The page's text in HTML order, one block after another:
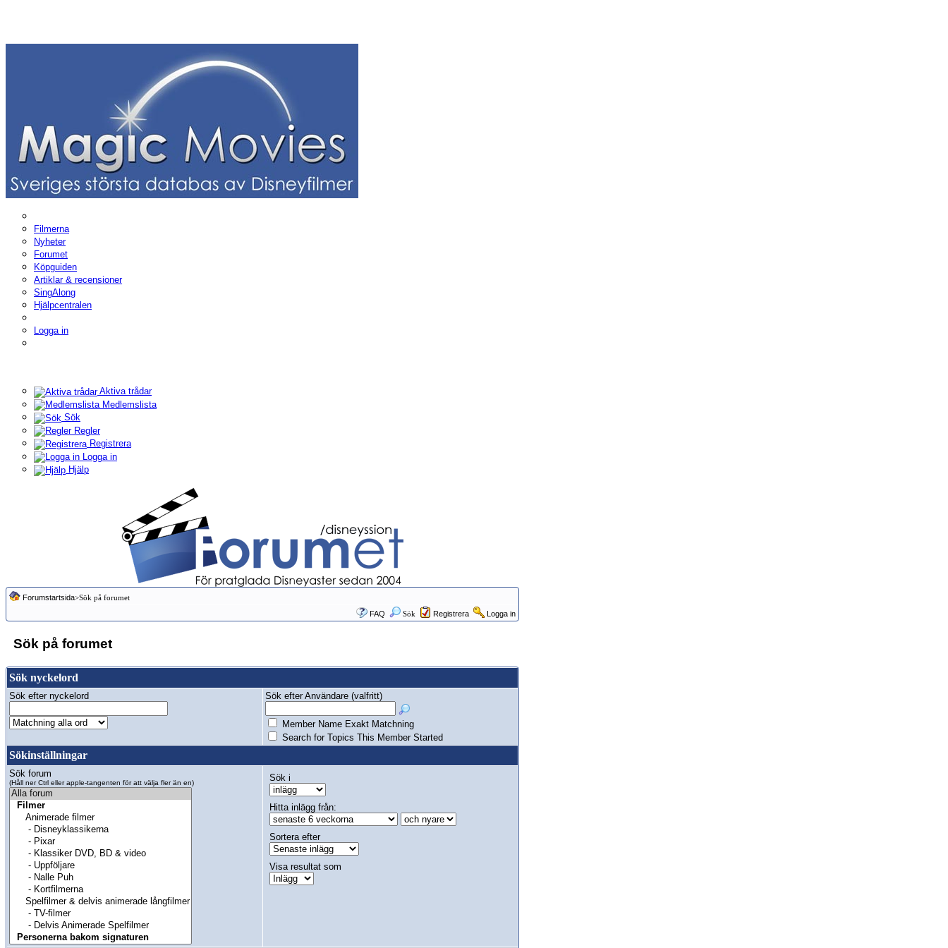
Filmerna
Nyheter
Forumet
Köpguiden
Artiklar & recensioner
SingAlong
Hjälpcentralen
Logga in
Aktiva trådar
Medlemslista
Sök
Regler
Registrera
Logga in
Hjälp
Forumstartsida>Sök på forumet
FAQ
Sök Registrera Logga in
Sök på forumet
Sök nyckelord
Sök efter nyckelord Sök efter Användare (valfritt)
Member Name Exakt Matchning
Search for Topics This Member Started
Sökinställningar
Sök forum
(Håll ner Ctrl eller apple-tangenten för att välja fler än en) Sök i
Hitta inlägg från:
Sortera efter
Visa resultat som